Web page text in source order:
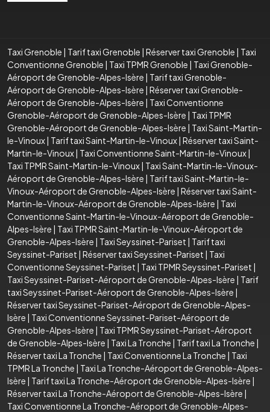
Taxi Grenoble | Tarif taxi Grenoble | Réserver taxi Grenoble | Taxi
Conventionne Grenoble | Taxi TPMR Grenoble | Taxi Grenoble-
Aéroport de Grenoble-Alpes-Isère | Tarif taxi Grenoble-
Aéroport de Grenoble-Alpes-Isère | Réserver taxi Grenoble-
Aéroport de Grenoble-Alpes-Isère | Taxi Conventionne
Grenoble-Aéroport de Grenoble-Alpes-Isère | Taxi TPMR
Grenoble-Aéroport de Grenoble-Alpes-Isère | Taxi Saint-Martin-
le-Vinoux| Tarif taxi Saint-Martin-le-Vinoux| Réserver taxi Saint-
Martin-le-Vinoux| Taxi Conventionne Saint-Martin-le-Vinoux|
Taxi TPMR Saint-Martin-le-Vinoux| Taxi Saint-Martin-le-Vinoux-
Aéroport de Grenoble-Alpes-Isère | Tarif taxi Saint-Martin-le-
Vinoux-Aéroport de Grenoble-Alpes-Isère | Réserver taxi Saint-
Martin-le-Vinoux-Aéroport de Grenoble-Alpes-Isère | Taxi
Conventionne Saint-Martin-le-Vinoux-Aéroport de Grenoble-
Alpes-Isère | Taxi TPMR Saint-Martin-le-Vinoux-Aéroport de
Grenoble-Alpes-Isère | Taxi Seyssinet-Pariset | Tarif taxi
Seyssinet-Pariset | Réserver taxi Seyssinet-Pariset | Taxi
Conventionne Seyssinet-Pariset | Taxi TPMR Seyssinet-Pariset |
Taxi Seyssinet-Pariset-Aéroport de Grenoble-Alpes-Isère | Tarif
taxi Seyssinet-Pariset-Aéroport de Grenoble-Alpes-Isère |
Réserver taxi Seyssinet-Pariset-Aéroport de Grenoble-Alpes-
Isère | Taxi Conventionne Seyssinet-Pariset-Aéroport de
Grenoble-Alpes-Isère | Taxi TPMR Seyssinet-Pariset-Aéroport
de Grenoble-Alpes-Isère | Taxi La Tronche | Tarif taxi La Tronche |
Réserver taxi La Tronche | Taxi Conventionne La Tronche | Taxi
TPMR La Tronche | Taxi La Tronche-Aéroport de Grenoble-Alpes-
Isère | Tarif taxi La Tronche-Aéroport de Grenoble-Alpes-Isère |
Réserver taxi La Tronche-Aéroport de Grenoble-Alpes-Isère |
Taxi Conventionne La Tronche-Aéroport de Grenoble-Alpes-